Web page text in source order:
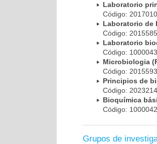
Laboratorio
Código:
Laboratorio de
Código:
Laboratorio
Código:
Microbiologia
Código:
Principios de
Código:
Bioquímica
Código:
Grupos de